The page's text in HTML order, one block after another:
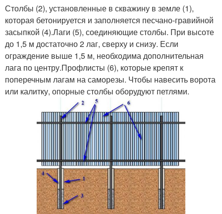
Столбы (2), установленные в скважину в земле (1),
которая бетонируется и заполняется песчано-гравийной
засыпкой (4).Лаги (5), соединяющие столбы. При высоте
до 1,5 м достаточно 2 лаг, сверху и снизу. Если
ограждение выше 1,5 м, необходима дополнительная
лага по центру.Профлисты (6), которые крепят к
поперечным лагам на саморезы. Чтобы навесить ворота
или калитку, опорные столбы оборудуют петлями.